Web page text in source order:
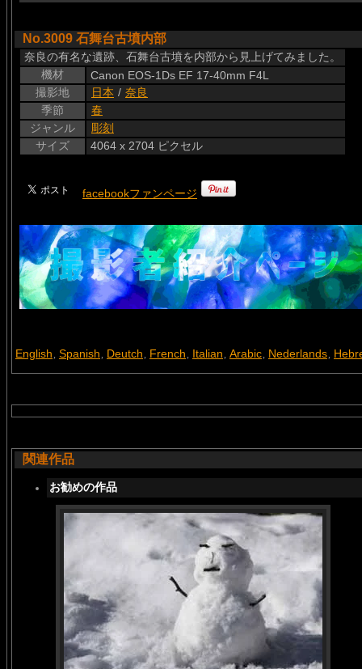
No.3009 石舞台古墳内部
奈良の有名な遺跡、石舞台古墳を内部から見上げてみました。
機材
Canon EOS-1Ds EF 17-40mm F4L
撮影地
日本 / 奈良
季節
春
ジャンル
彫刻
サイズ
4064 x 2704 ピクセル
facebookファンページ
English, Spanish, Deutch, French, Italian, Arabic, Nederlands,
関連作品
お勧めの作品